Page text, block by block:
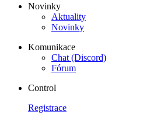
Novinky
Aktuality
Novinky
Komunikace
Chat (Discord)
Fórum
Control
Registrace